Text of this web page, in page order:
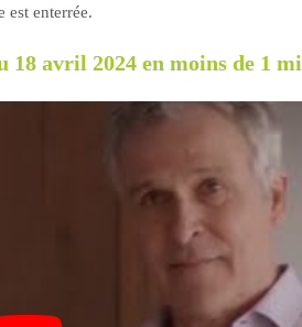
est enterrée.
avril 2024 en moins de 1